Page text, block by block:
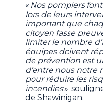
« Nos pompiers
lors de leurs
important que
citoyen fasse
limiter le nombre
équipes doivent
de prévention est
d’entre nous notre
pour réduire les
incendies»,
de Shawinigan.